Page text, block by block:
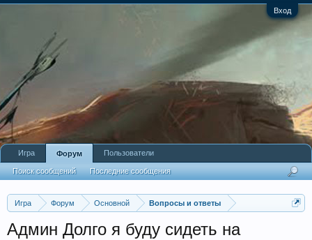
Вход
Игра Форум Основной Вопросы и ответы
Админ Долго я буду сидеть на
Игра Форум
Поиск сообщений Последние сообщения
Пользователи